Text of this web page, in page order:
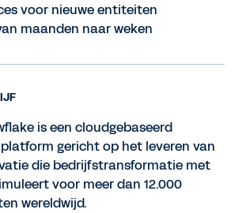
voor nieuwe entiteiten
maanden naar weken
is een cloudgebaseerd
gericht op het leveren van
die bedrijfstransformatie met
voor meer dan 12.000
wereldwijd.